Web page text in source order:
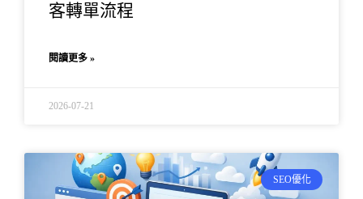
客轉單流程
閱讀更多 »
2026-07-21
SEO優化